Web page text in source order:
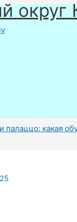
округ
палаццо: какая